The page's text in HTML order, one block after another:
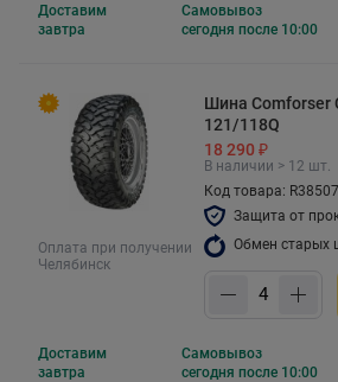
Доставим
завтра
Самовывоз
сегодня после 10:00
Оплата при получении
Челябинск
Шина Comforser
121/118Q
18 290 ₽
В наличии > 12 шт.
Код товара:
Защита от
Обмен старых
Доставим
завтра
Самовывоз
сегодня после 10:00